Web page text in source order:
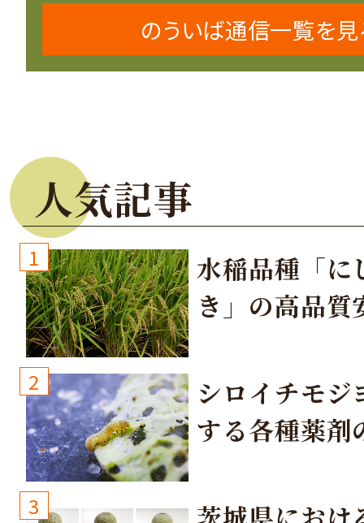
のういば通信一覧を
人気記事
1
水稲品種「に
き」の高品質
2
シロイチモジ
する各種薬剤
3